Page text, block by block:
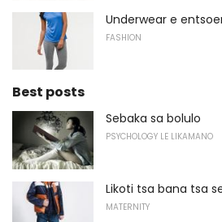
Underwear e
FASHION
Best posts
Sebaka sa bolulo
PSYCHOLOGY LE LIKAMANO
Likoti tsa bana tsa
MATERNITY